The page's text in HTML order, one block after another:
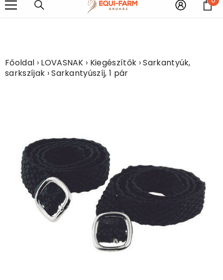
UGRÁS A TARTALOMHOZfém vízlehúzót adunk ajándékba!!!! Most minden
Főoldal › LOVASNAK › Kiegészítők ›Sarkantyúk,
sarkszíjak ›Sarkantyúszíj, 1 pár